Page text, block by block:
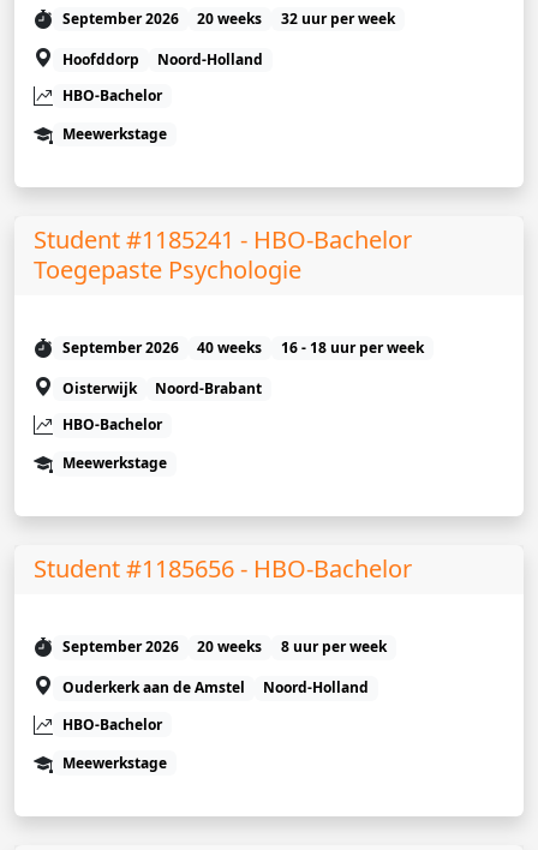
September 2026 20 weeks
32 uur per week
Hoofddorp
Noord-Holland
HBO-Bachelor
Meewerkstage
Student #1185241 - HBO-Bachelor
Toegepaste Psychologie
September 2026 40 weeks
16 - 18 uur per week
Oisterwijk
Noord-Brabant
HBO-Bachelor
Meewerkstage
Student #1185656 - HBO-Bachelor
September 2026 20 weeks
8 uur per week
Ouderkerk aan de Amstel
Noord-Holland
HBO-Bachelor
Meewerkstage